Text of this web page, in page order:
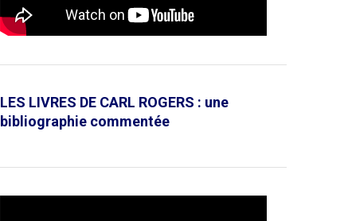
LES LIVRES DE CARL ROGERS : une
bibliographie commentée